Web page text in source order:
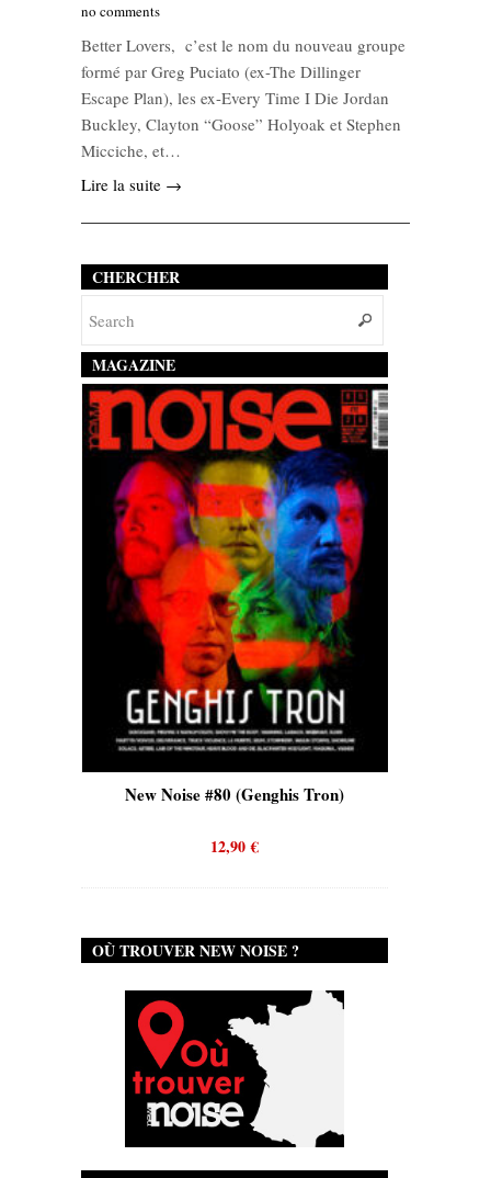
no comments
Better Lovers, c’est le nom du nouveau groupe
formé par Greg Puciato (ex-The Dillinger
Escape Plan), les ex-Every Time I Die Jordan
Buckley, Clayton “Goose” Holyoak et Stephen
Micciche, et…
Lire la suite →
CHERCHER
MAGAZINE
New Noise #80 (Genghis Tron)
OÙ TROUVER NEW NOISE ?